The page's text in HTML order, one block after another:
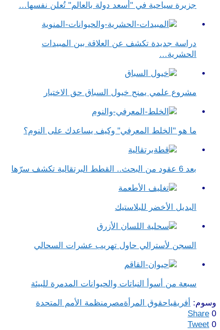
جزيرة سياحية في "أسعد دولة بالعالم" تُعلن نفسها…
دراسة جديدة تكشف عن العلاقة بين المبيدات
الحشرية…
مشروع علمي يمنح خيول السباق حق الاختيار
ما هو "الخلط المعرفي" وكيف يساعدك على النوم؟
بعد 6 عقود من البحث.. القطط البرتقالية تكشف سرّها
البديل الأخضر للبلاستيك
السجن لأسترالي حاول تهريب عشرات السحالي
سبعة من أسوأ النباتات والحيوانات المدمرة للبيئة
وسوم: أفريقياحقوق المرأةمصر منظمة الأمم المتحدة
Share 0
Tweet 0